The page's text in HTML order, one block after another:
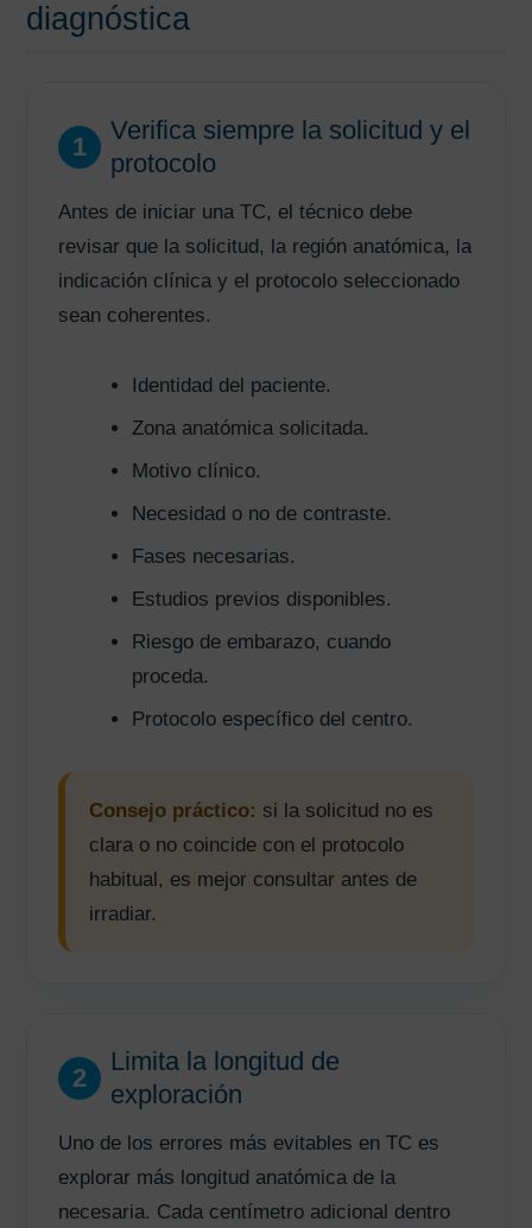
diagnóstica
1
Verifica siempre la solicitud y el
protocolo
Antes de iniciar una TC, el técnico debe
revisar que la solicitud, la región anatómica, la
indicación clínica y el protocolo seleccionado
sean coherentes.
Identidad del paciente.
Zona anatómica solicitada.
Motivo clínico.
Necesidad o no de contraste.
Fases necesarias.
Estudios previos disponibles.
Riesgo de embarazo, cuando
proceda.
Protocolo específico del centro.
Consejo práctico: si la solicitud no es
clara o no coincide con el protocolo
habitual, es mejor consultar antes de
irradiar.
2
Limita la longitud de
exploración
Uno de los errores más evitables en TC es
explorar más longitud anatómica de la
necesaria. Cada centímetro adicional dentro